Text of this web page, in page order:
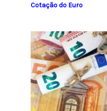
Cotação do Euro